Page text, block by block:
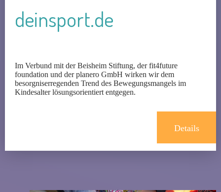
deinsport.de
Im Verbund mit der Beisheim Stiftung, der fit4future
foundation und der planero GmbH wirken wir dem
besorgniserregenden Trend des Bewegungsmangels im
Kindesalter lösungsorientiert entgegen.
Details